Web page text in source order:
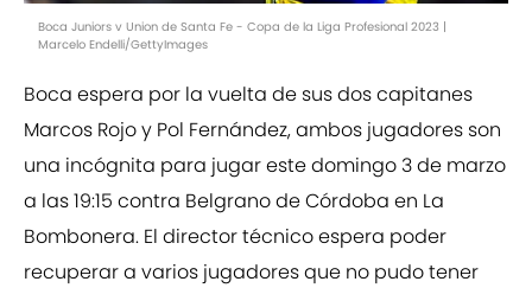
Boca Juniors v Union de Santa Fe - Copa de la Liga Profesional 2023 |
Marcelo Endelli/GettyImages
Boca espera por la vuelta de sus dos capitanes
Marcos Rojo y Pol Fernández, ambos jugadores son
una incógnita para jugar este domingo 3 de marzo
a las 19:15 contra Belgrano de Córdoba en La
Bombonera. El director técnico espera poder
recuperar a varios jugadores que no pudo tener